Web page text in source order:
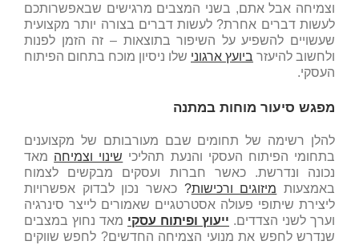
וצמיחה אבל אתם, בשני המצבים מרגישים שבאפשרותכם
לעשות דברים אחרת? לעשות דברים בצורה יותר מקצועית
שעשויים להשפיע על השיפור בתוצאות – זה הזמן לפנות
ולחשוב להיעזר ביועץ ארגוני שלו ניסיון מוכח בתחום הפיתוח
העסקי.
מפגש סיעור מוחות במתנה
להלן רשימה של תחומים שבם מעורבותם של מקצוענים
בתחומי הפיתוח העסקי והנעת תהליכי שינוי וצמיחה מאד
נכונה ונדרשת. כאשר חברות ועסקים מבקשים לצמוח
באמצעות מיזוגים ורכישות? כאשר נכון לבדוק אפשרויות
ליצירת שיתופי פעולה אסטרטגיים שאמורים לייצר סינרגיה
וערך לשני הצדדים. ייעוץ ופיתוח עסקי מאד נחוץ במצבים
שנדרש לחפש את מנועי הצמיחה החדשים? לחפש שווקים